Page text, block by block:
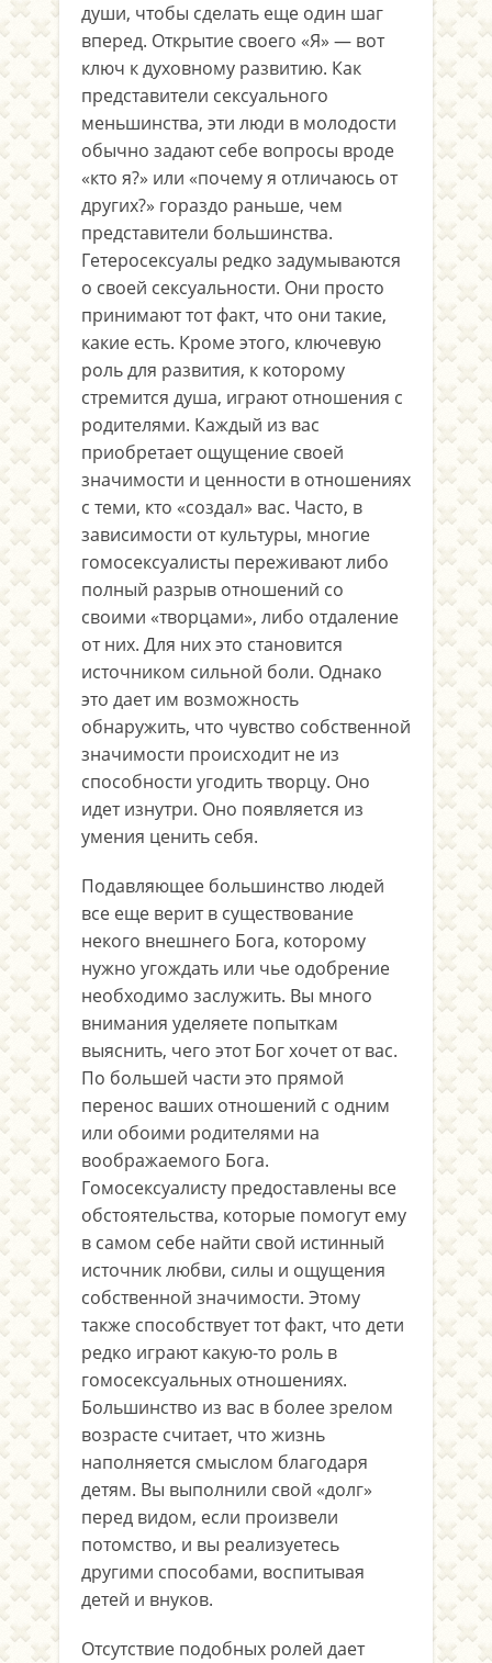
души, чтобы сделать еще один шаг
вперед. Открытие своего «Я» — вот
ключ к духовному развитию. Как
представители сексуального
меньшинства, эти люди в молодости
обычно задают себе вопросы вроде
«кто я?» или «почему я отличаюсь от
других?» гораздо раньше, чем
представители большинства.
Гетеросексуалы редко задумываются
о своей сексуальности. Они просто
принимают тот факт, что они такие,
какие есть. Кроме этого, ключевую
роль для развития, к которому
стремится душа, играют отношения с
родителями. Каждый из вас
приобретает ощущение своей
значимости и ценности в отношениях
с теми, кто «создал» вас. Часто, в
зависимости от культуры, многие
гомосексуалисты переживают либо
полный разрыв отношений со
своими «творцами», либо отдаление
от них. Для них это становится
источником сильной боли. Однако
это дает им возможность
обнаружить, что чувство собственной
значимости происходит не из
способности угодить творцу. Оно
идет изнутри. Оно появляется из
умения ценить себя.
Подавляющее большинство людей
все еще верит в существование
некого внешнего Бога, которому
нужно угождать или чье одобрение
необходимо заслужить. Вы много
внимания уделяете попыткам
выяснить, чего этот Бог хочет от вас.
По большей части это прямой
перенос ваших отношений с одним
или обоими родителями на
воображаемого Бога.
Гомосексуалисту предоставлены все
обстоятельства, которые помогут ему
в самом себе найти свой истинный
источник любви, силы и ощущения
собственной значимости. Этому
также способствует тот факт, что дети
редко играют какую-то роль в
гомосексуальных отношениях.
Большинство из вас в более зрелом
возрасте считает, что жизнь
наполняется смыслом благодаря
детям. Вы выполнили свой «долг»
перед видом, если произвели
потомство, и вы реализуетесь
другими способами, воспитывая
детей и внуков.
Отсутствие подобных ролей дает